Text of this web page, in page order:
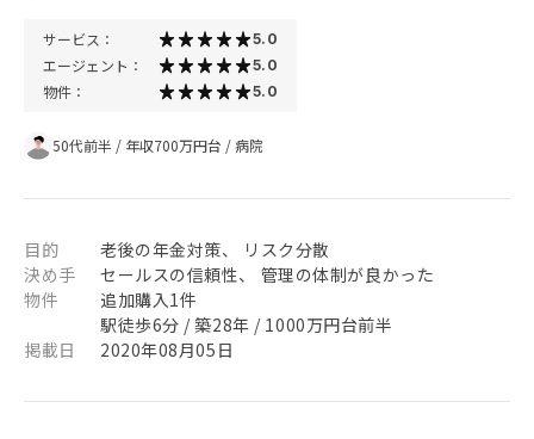
サービス： 5.0
エージェント： 5.0
物件： 5.0
50代前半 / 年収700万円台 /病院
目的
老後の年金対策、 リスク分散
決め手
セールスの信頼性、 管理の体制が良かった
物件
追加購入1件
駅徒歩6分 / 築28年 / 1000万円台前半
掲載日
2020年08月05日